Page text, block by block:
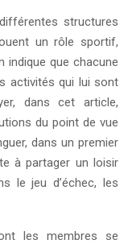
structures
un rôle sportif,
indique que chacune
activités qui lui sont
dans cet article,
du point de vue
dans un premier
à partager un loisir
le jeu d’échec, les
les membres se